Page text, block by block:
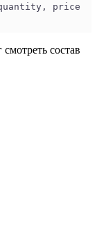
price
состав